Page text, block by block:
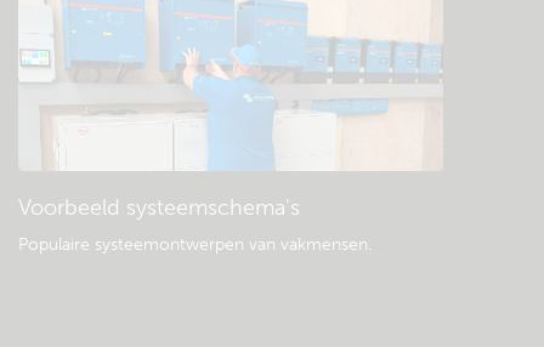
Voorbeeld systeemschema's
Populaire systeemontwerpen van vakmensen.